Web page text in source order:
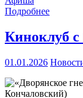
Подробнее
Киноклуб
01.01.2026